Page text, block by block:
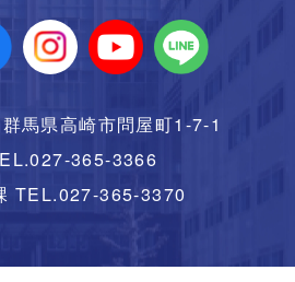
馬県高崎市問屋町1-7-1
365-3366
TEL.027-365-3370